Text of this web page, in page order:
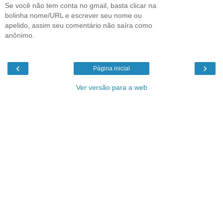
Se você não tem conta no gmail, basta clicar na
bolinha nome/URL e escrever seu nome ou
apelido, assim seu comentário não saíra como
anônimo.
‹ ›
Página inicial
Ver versão para a web